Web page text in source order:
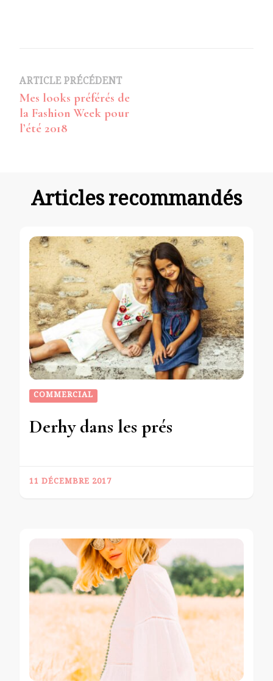
Navigation
d’article
ARTICLE PRÉCÉDENT
Mes looks préférés de
la Fashion Week pour
l’été 2018
Articles recommandés
COMMERCIAL
Derhy dans les prés
11 DÉCEMBRE 2017